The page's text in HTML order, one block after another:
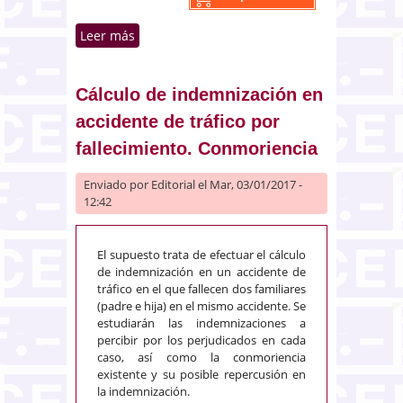
Leer más
de servicios. Situaciones
administrativas de funcionarios
Cálculo de indemnización en
accidente de tráfico por
fallecimiento. Conmoriencia
Enviado por Editorialel Mar, 03/01/2017 -
12:42
El supuesto trata de efectuar el cálculo
de indemnización en un accidente de
tráfico en el que fallecen dos familiares
(padre e hija) en el mismo accidente. Se
estudiarán las indemnizaciones a
percibir por los perjudicados en cada
caso, así como la conmoriencia
existente y su posible repercusión en
la indemnización.